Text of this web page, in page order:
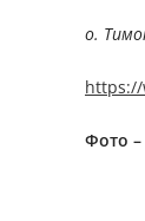
о.
https://
Фото –